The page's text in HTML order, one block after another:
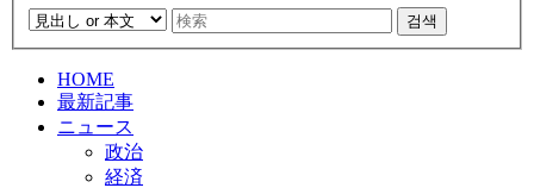
검색
HOME
最新記事
ニュース
政治
経済